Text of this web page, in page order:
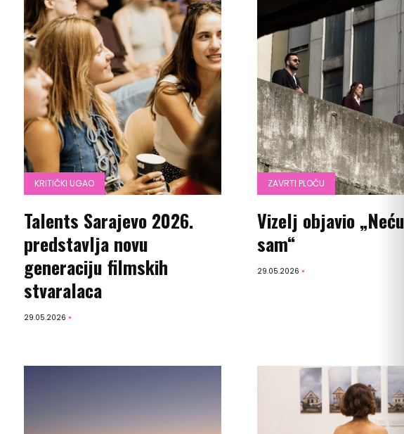
KRITIČKI UGAO
Talents Sarajevo 2026.
predstavlja novu
generaciju filmskih
stvaralaca
29.05.2026
ZAVRTI PLOČU
Vizelj objavio
sam“
29.05.2026